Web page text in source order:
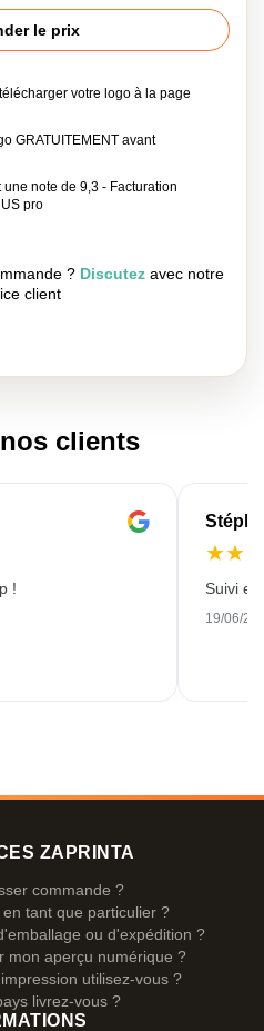
le prix
votre logo à la page
GRATUITEMENT avant
note de 9,3 - Facturation
pro
? Discutezavec notre
client
clients
!
★★
Suivi et
19/06/
ZAPRINTA
commande ?
tant que particulier ?
ou d'expédition ?
mon aperçu numérique ?
utilisez-vous ?
livrez-vous ?